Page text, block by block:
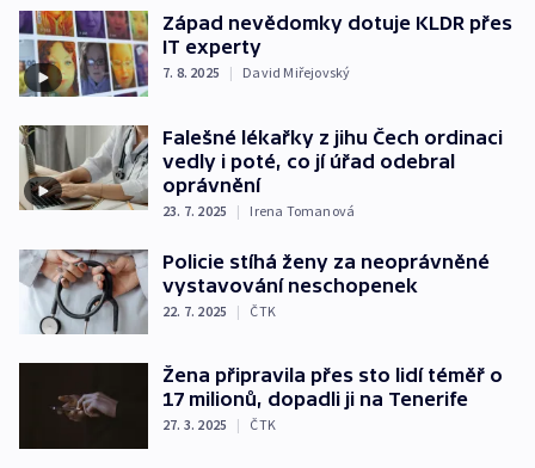
Západ nevědomky dotuje KLDR přes
IT experty
7. 8. 2025 | David Miřejovský
Falešné lékařky z jihu Čech ordinaci
vedly i poté, co jí úřad odebral
oprávnění
23. 7. 2025 | Irena Tomanová
Policie stíhá ženy za neoprávněné
vystavování neschopenek
22. 7. 2025 | ČTK
Žena připravila přes sto lidí téměř o
17 milionů, dopadli ji na Tenerife
27. 3. 2025 | ČTK